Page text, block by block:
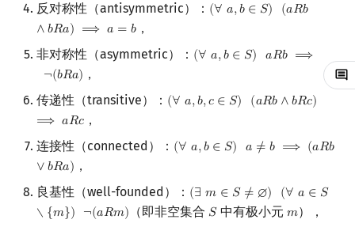
回文树
序列自动机
最小表示法
Lyndon 分解
Main–Lorentz 算法
二次剩余
阶 & 原根
离散对数
高次剩余 & 单位根
数论分块
狄利克雷卷积
可持久化数据结构
树套树
K-D Tree
动态树
析合树
PQ 树
欧拉图
哈密顿图
二分图
平面图
弦图
图的着色
Kahan 求和
珂朵莉树/颜色段均摊
空间优化简介
反对称性（antisymmetric）： (∀ 𝑎,𝑏 ∈ 𝑆) (𝑎𝑅𝑏
∧𝑏𝑅𝑎) ⟹ 𝑎 = 𝑏
(∀ a,b∈S ) ( Rb∧b
，
非对称性（asymmetric）： (∀ 𝑎,𝑏 ∈ 𝑆) 𝑎𝑅𝑏 ⟹
¬(𝑏𝑅𝑎)
(∀ a,b∈S ) a Rb⟹ ¬(b
，
传递性（transitive）： (∀ 𝑎,𝑏,𝑐 ∈ 𝑆) (𝑎𝑅𝑏 ∧𝑏𝑅𝑐)
⟹ 𝑎𝑅𝑐
(∀ a,b,c∈S ) ( Rb∧bR c)⟹
，
连接性（connected）： (∀ 𝑎,𝑏 ∈ 𝑆) 𝑎 ≠ 𝑏 ⟹ (𝑎𝑅𝑏
∨𝑏𝑅𝑎)
(∀ a,b∈S ) a ≠b ⟹( aRb ∨bRa)
，
良基性（well-founded）： (∃ 𝑚 ∈ 𝑆 ≠ ∅) (∀ 𝑎 ∈ 𝑆
∖ {𝑚}) ¬(𝑎𝑅𝑚)
(∃ m∈S ≠∅) (∀ a∈ S∖ {m})
（即非空集合 𝑆
S中有极小元 𝑚
m），